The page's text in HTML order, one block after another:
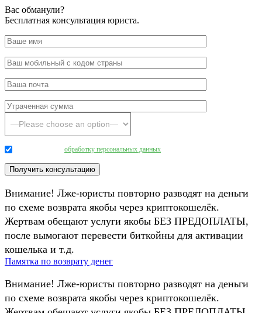
Вас обманули?
Бесплатная консультация юриста.
обработку персональных данных
Внимание! Лже-юристы повторно разводят на деньги
по схеме возврата якобы через криптокошелёк.
Жертвам обещают услуги якобы БЕЗ ПРЕДОПЛАТЫ,
после вымогают перевести биткойны для активации
кошелька и т.д.
Памятка по возврату денег
Внимание! Лже-юристы повторно разводят на деньги
по схеме возврата якобы через криптокошелёк.